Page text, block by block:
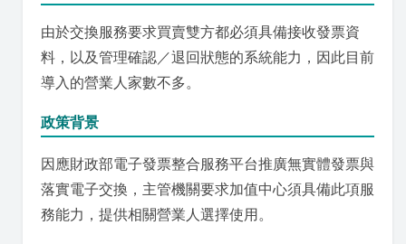
由於交換服務要求買賣雙方都必須具備接收發票資
料，以及管理確認／退回狀態的系統能力，因此目前
導入的營業人家數不多。
政策背景
因應財政部電子發票整合服務平台推廣無實體發票與
落實電子交換，主管機關要求加值中心須具備此項服
務能力，提供相關營業人選擇使用。